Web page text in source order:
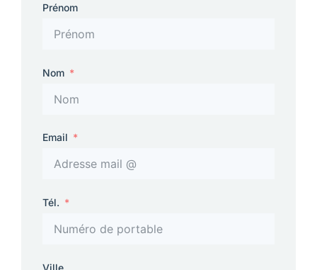
Prénom
Nom
Email
Tél.
Ville